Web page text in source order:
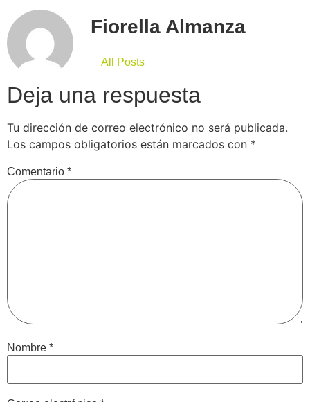
Fiorella Almanza
All Posts
Deja una respuesta
Tu dirección de correo electrónico no será publicada.
Los campos obligatorios están marcados con *
Comentario *
Nombre *